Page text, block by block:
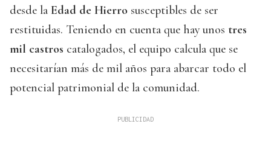
desde la Edad de Hierro susceptibles de ser
restituidas. Teniendo en cuenta que hay unos tres
mil castros catalogados, el equipo calcula que se
necesitarían más de mil años para abarcar todo el
potencial patrimonial de la comunidad.